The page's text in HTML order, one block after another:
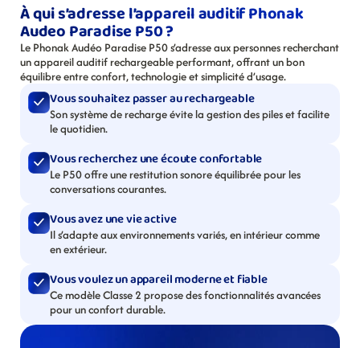
À qui s’adresse l’appareil auditif Phonak
Audeo Paradise P50 ?
Le Phonak Audéo Paradise P50 s’adresse aux personnes recherchant
un appareil auditif rechargeable performant, offrant un bon
équilibre entre confort, technologie et simplicité d’usage.
Vous souhaitez passer au rechargeable
Son système de recharge évite la gestion des piles et facilite
le quotidien.
Vous recherchez une écoute confortable
Le P50 offre une restitution sonore équilibrée pour les
conversations courantes.
Vous avez une vie active
Il s’adapte aux environnements variés, en intérieur comme
en extérieur.
Vous voulez un appareil moderne et fiable
Ce modèle Classe 2 propose des fonctionnalités avancées
pour un confort durable.